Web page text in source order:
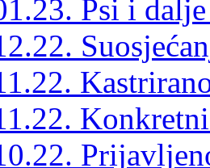
Psi i